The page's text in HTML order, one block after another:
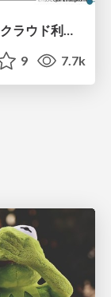
クラウドセキュリティ入門 ～安全なクラウド利用のための基礎知識～
9 7.7k